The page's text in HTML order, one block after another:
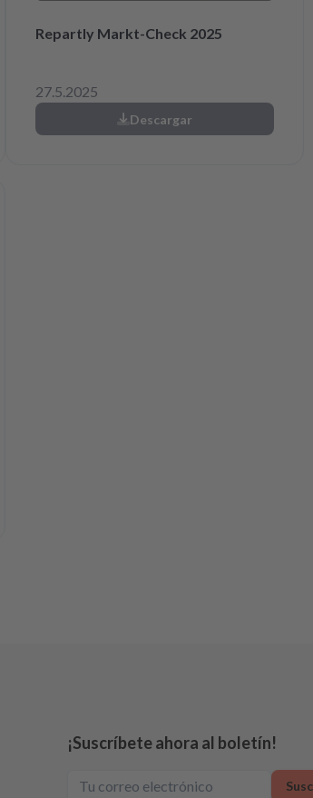
Repartly Markt-Check 2025
27.5.2025
Descargar
¡Suscríbete ahora al boletín!